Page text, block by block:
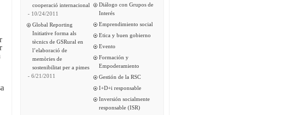
cooperació internacional
- 10/24/2011
Global Reporting
Initiative forma als
tècnics de GSRural en
l’elaboració de
memòries de
sostenibilitat per a pimes
- 6/21/2011
Diálogo con Grupos de
Interés
Emprendimiento social
Etica y buen gobierno
Evento
Formación y
Empoderamiento
Gestión de la RSC
I+D+i responsable
Inversión socialmente
responsable (ISR)